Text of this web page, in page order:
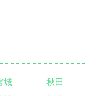
城
秋田